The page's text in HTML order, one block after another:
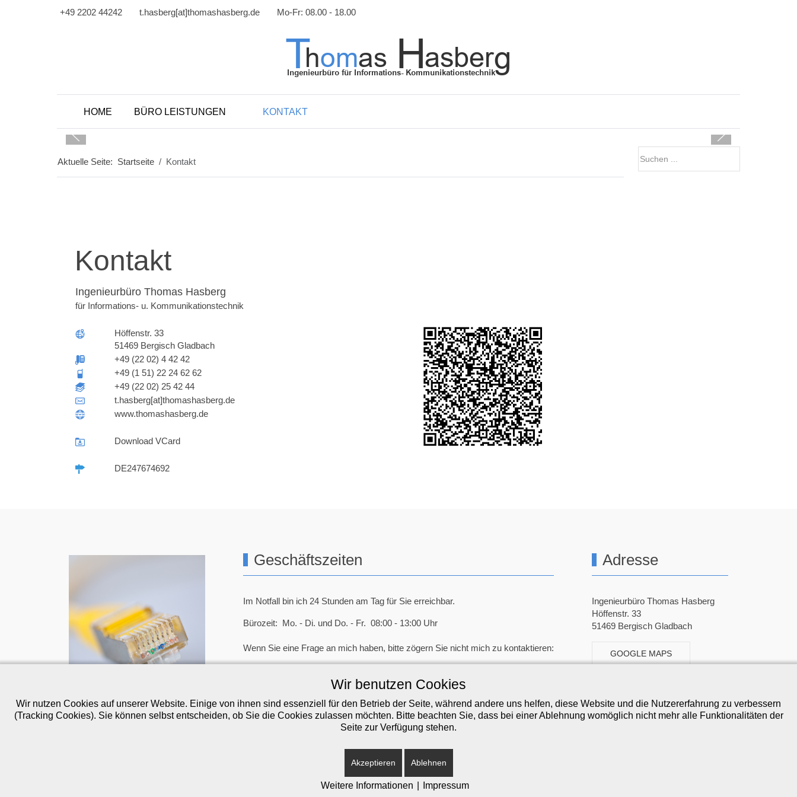
+49 2202 44242 t.hasberg[at]thomashasberg.de Mo-Fr: 08.00 - 18.00
HOME BÜRO LEISTUNGEN KONTAKT
Aktuelle Seite: Startseite Kontakt
Kontakt
Ingenieurbüro Thomas Hasberg
für Informations- u. Kommunikationstechnik
Höffenstr. 33
51469 Bergisch Gladbach
+49 (22 02) 4 42 42
+49 (1 51) 22 24 62 62
+49 (22 02) 25 42 44
t.hasberg[at]thomashasberg.de
www.thomashasberg.de
Download VCard
DE247674692
Geschäftszeiten
Im Notfall bin ich 24 Stunden am Tag für Sie erreichbar.
Bürozeit: Mo. - Di. und Do. - Fr. 08:00 - 13:00 Uhr
Wenn Sie eine Frage an mich haben, bitte zögern Sie nicht mich zu kontaktieren:
t.hasberg (at) thomashasberg.de
Adresse
Ingenieurbüro Thomas Hasberg
Höffenstr. 33
51469 Bergisch Gladbach
GOOGLE MAPS
Wir benutzen Cookies
Wir nutzen Cookies auf unserer Website. Einige von ihnen sind essenziell für den Betrieb der Seite, während andere uns helfen, diese Website und die Nutzererfahrung zu verbessern
(Tracking Cookies). Sie können selbst entscheiden, ob Sie die Cookies zulassen möchten. Bitte beachten Sie, dass bei einer Ablehnung womöglich nicht mehr alle Funktionalitäten der
Seite zur Verfügung stehen.
Akzeptieren Ablehnen
Weitere Informationen Impressum